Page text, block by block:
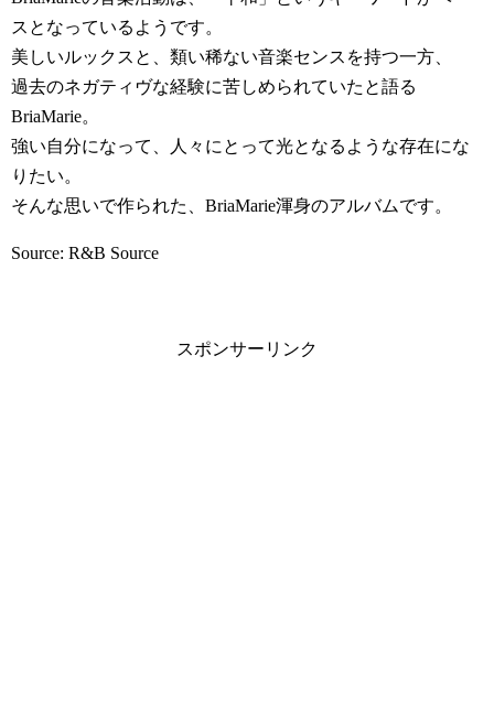
スとなっているようです。
美しいルックスと、類い稀ない音楽センスを持つ一方、
過去のネガティヴな経験に苦しめられていたと語る
BriaMarie。
強い自分になって、人々にとって光となるような存在にな
りたい。
そんな思いで作られた、BriaMarie渾身のアルバムです。
Source: R&B Source
スポンサーリンク